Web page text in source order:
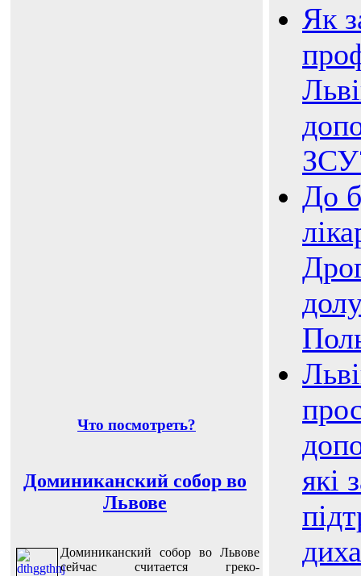
Что посмотреть?
Доминиканский собор во
Львове
Доминиканский собор во Львове
сейчас считается греко-
Як
До
які